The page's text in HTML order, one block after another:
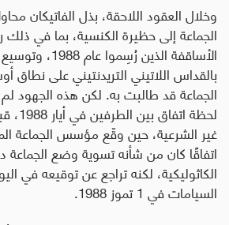
وخلال العقود اللاحقة، بذل الفاتيكان
الجماعة إلى حظيرة الكنسية، بما في ذلك
الأساقفة الذين
بالقداس اللاتيني التريدنتيني على
الجماعة قد طالبت به. لكن هذه الجهود
لحظة
غير الشرعية، حين وقّع مؤسس الجماعة
اتفاقًا كان من شأنه تسوية وضع الجماعة
الكاثوليكية، لكنه تراجع عن توقيعه في
السيامات في 1 تموز 1988
.